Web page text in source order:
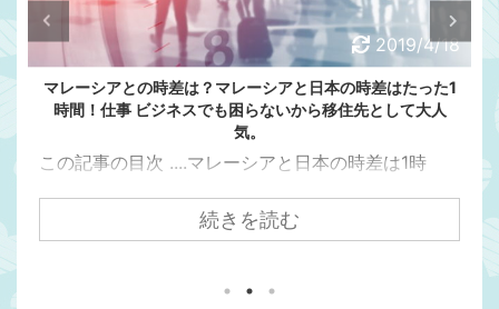
2019/4/18
マレーシアとの時差は？マレーシアと日本の時差はたった1
時間！仕事 ビジネスでも困らないから移住先として大人
気。
この記事の目次 ....マレーシアと日本の時差は1時
アラルンプールまで飛行機で7時間かかるけど時差は
1時間。マレーシアが移住先として人気の理由は時差
絡を取りやすい時差。移住して日本と仕事をしてい
続きを読む